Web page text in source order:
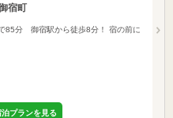
宿町
85分 御宿駅から徒歩8分！ 宿の前に
プランを見る